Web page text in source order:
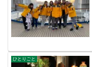
ひとりごと